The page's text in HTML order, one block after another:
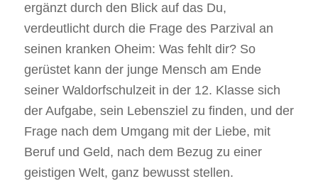
ergänzt durch den Blick auf das Du,
verdeutlicht durch die Frage des Parzival an
seinen kranken Oheim: Was fehlt dir? So
gerüstet kann der junge Mensch am Ende
seiner Waldorfschulzeit in der 12. Klasse sich
der Aufgabe, sein Lebensziel zu finden, und der
Frage nach dem Umgang mit der Liebe, mit
Beruf und Geld, nach dem Bezug zu einer
geistigen Welt, ganz bewusst stellen.